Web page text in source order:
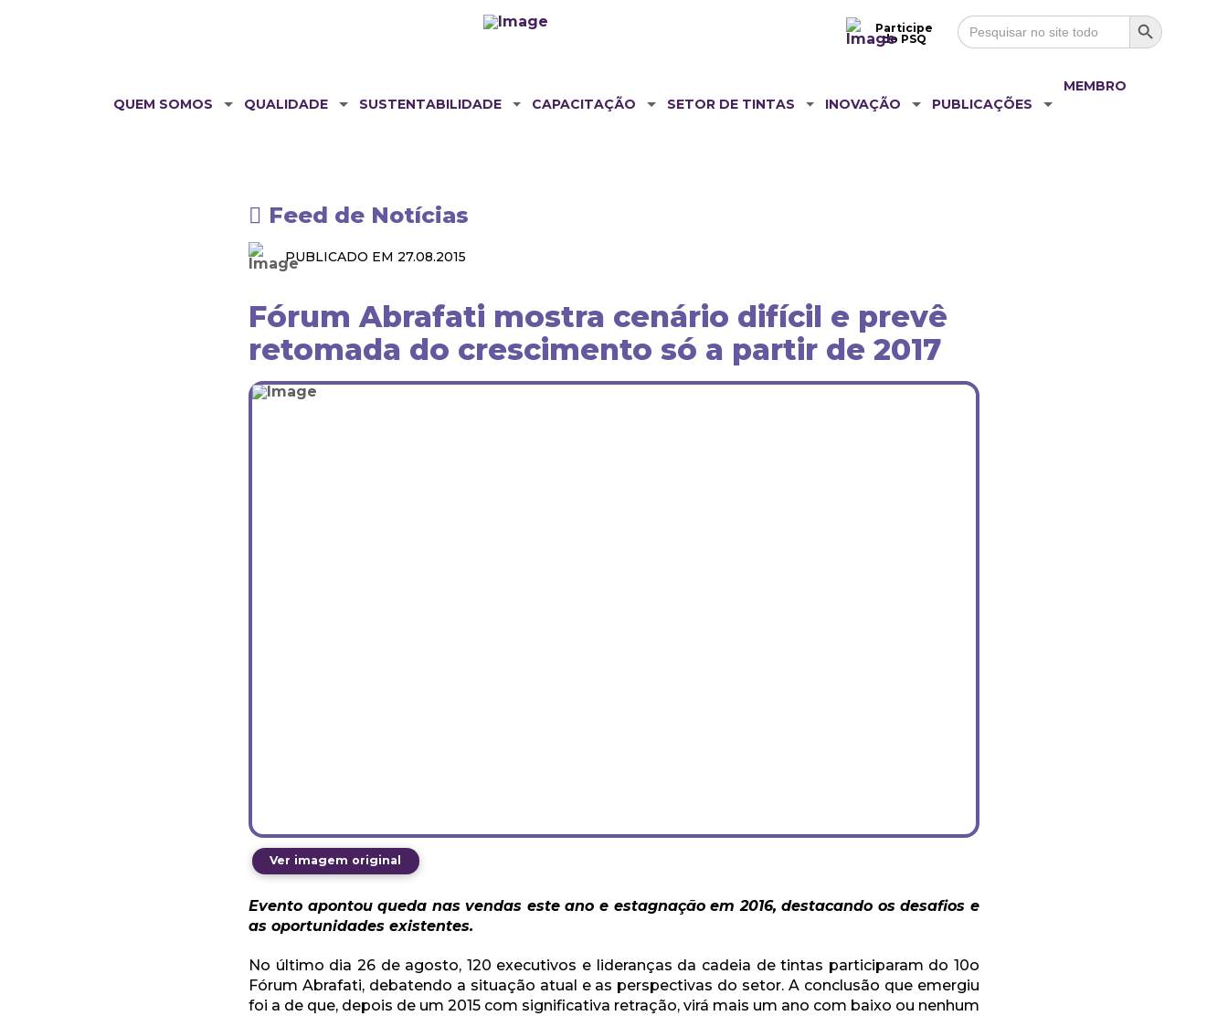
Participe
do PSQ
Search
for:
Search Button
QUEM SOMOS QUALIDADE SUSTENTABILIDADE CAPACITAÇÃO SETOR DE TINTAS INOVAÇÃO PUBLICAÇÕES
MEMBRO
Feed de Notícias
PUBLICADO EM 27.08.2015
Fórum Abrafati mostra cenário difícil e prevê
retomada do crescimento só a partir de 2017
Ver imagem original
Evento apontou queda nas vendas este ano e estagnação em 2016, destacando os desafios e
as oportunidades existentes.
No último dia 26 de agosto, 120 executivos e lideranças da cadeia de tintas participaram do 10o
Fórum Abrafati, debatendo a situação atual e as perspectivas do setor. A conclusão que emergiu
foi a de que, depois de um 2015 com significativa retração, virá mais um ano com baixo ou nenhum